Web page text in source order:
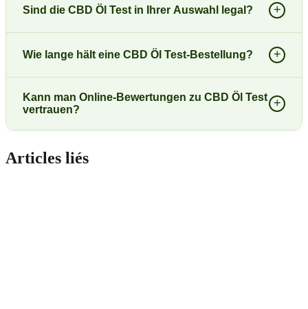
Sind die CBD Öl Test in Ihrer Auswahl legal? +
Wie lange hält eine CBD Öl Test-Bestellung? +
Kann man Online-Bewertungen zu CBD Öl Test
vertrauen?
+
Articles liés